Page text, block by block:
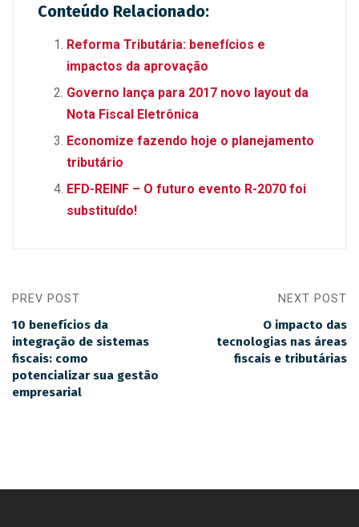
ce
b
o
o
k
tt
er
ke
dI
n
at
s
A
p
p
Conteúdo Relacionado:
Reforma Tributária: benefícios e
impactos da aprovação
Governo lança para 2017 novo layout da
Nota Fiscal Eletrônica
Economize fazendo hoje o planejamento
tributário
EFD-REINF – O futuro evento R-2070 foi
substituído!
PREV POST
10 benefícios da
integração de sistemas
fiscais: como
potencializar sua gestão
empresarial
NEXT POST
O impacto das
tecnologias nas áreas
fiscais e tributárias